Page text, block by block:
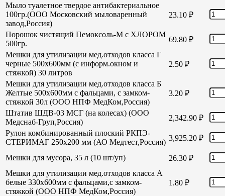
Мыло туалетное твердое антибактериальное
100гр.(ООО Московский мыловаренный
завод,Россия)
23.10 ₽
Порошок чистящий Пемоксоль-М с ХЛОРОМ
500гр.
69.80 ₽
Мешки для утилизации мед.отходов класса Г
черные 500х600мм (с информ.окном и
стяжкой) 30 литров
2.50 ₽
Мешки для утилизации мед.отходов класса Б
Желтые 500х600мм с фальцами, с замком-
стяжкой 30л (ООО НПФ МедКом,Россия)
3.20 ₽
Штатив ШДВ-03 МСГ (на колесах) (ООО
Медснаб-Груп,Россия)
2,342.90 ₽
Рулон комбинированный плоский РКПЭ-
СТЕРИМАГ 250х200 мм (АО Медтест,Россия) 3,925.20 ₽
Мешки для мусора, 35 л (10 шт/уп) 26.30 ₽
Мешки для утилизации мед.отходов класса А
белые 330х600мм с фальцами,с замком-
стяжкой (ООО НПФ МедКом,Россия)
1.80 ₽